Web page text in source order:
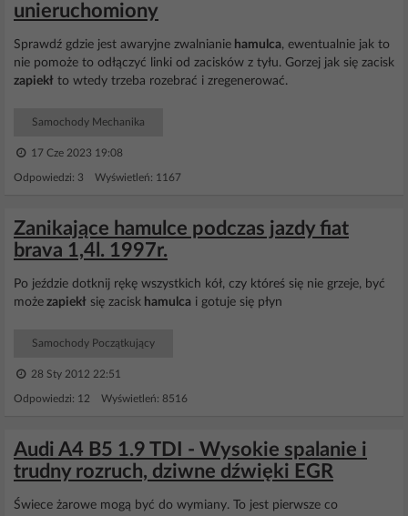
unieruchomiony
Sprawdź gdzie jest awaryjne zwalnianie hamulca, ewentualnie jak to
nie pomoże to odłączyć linki od zacisków z tyłu. Gorzej jak się zacisk
zapiekł to wtedy trzeba rozebrać i zregenerować.
Samochody Mechanika
17 Cze 2023 19:08
Odpowiedzi: 3 Wyświetleń: 1167
Zanikające hamulce podczas jazdy fiat
brava 1,4l. 1997r.
Po jeździe dotknij rękę wszystkich kół, czy któreś się nie grzeje, być
może zapiekł się zacisk hamulca i gotuje się płyn
Samochody Początkujący
28 Sty 2012 22:51
Odpowiedzi: 12 Wyświetleń: 8516
Audi A4 B5 1.9 TDI - Wysokie spalanie i
trudny rozruch, dziwne dźwięki EGR
Świece żarowe mogą być do wymiany. To jest pierwsze co